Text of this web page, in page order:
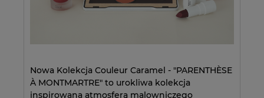
Nowa Kolekcja Couleur Caramel - "PARENTHÈSE
À MONTMARTRE" to urokliwa kolekcja
inspirowana atmosferą malowniczego